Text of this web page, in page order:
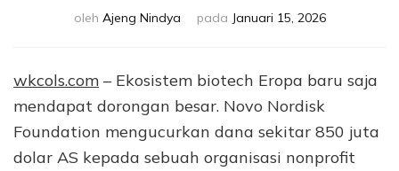
oleh Ajeng Nindya pada Januari 15, 2026
wkcols.com – Ekosistem biotech Eropa baru saja
mendapat dorongan besar. Novo Nordisk
Foundation mengucurkan dana sekitar 850 juta
dolar AS kepada sebuah organisasi nonprofit